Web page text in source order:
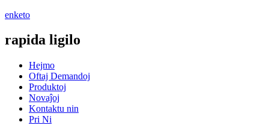
enketo
rapida ligilo
Hejmo
Oftaj Demandoj
Produktoj
Novaĵoj
Kontaktu nin
Pri Ni